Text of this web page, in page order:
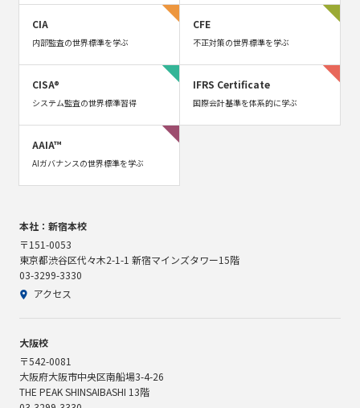
CIA
内部監査の世界標準を学ぶ
CFE
不正対策の世界標準を学ぶ
CISA®
システム監査の世界標準習得
IFRS Certificate
国際会計基準を体系的に学ぶ
AAIA™
AIガバナンスの世界標準を学ぶ
本社：新宿本校
〒151-0053
東京都渋谷区代々木2-1-1 新宿マインズタワー15階
03-3299-3330
アクセス
大阪校
〒542-0081
大阪府大阪市中央区南船場3-4-26
THE PEAK SHINSAIBASHI 13階